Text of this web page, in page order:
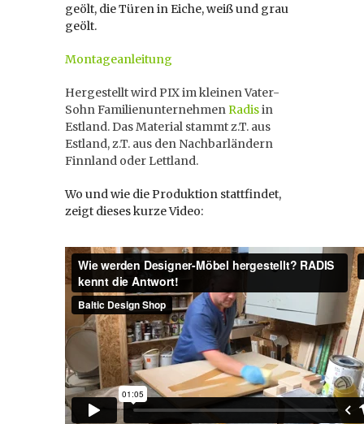
geölt, die Türen in Eiche, weiß und grau
geölt.
Montageanleitung
Hergestellt wird PIX im kleinen Vater-
Sohn FamilienunternehmenRadisin
Estland. Das Material stammt z.T. aus
Estland, z.T. aus den Nachbarländern
Finnland oder Lettland.
Wo und wie die Produktion stattfindet,
zeigt dieses kurze Video: